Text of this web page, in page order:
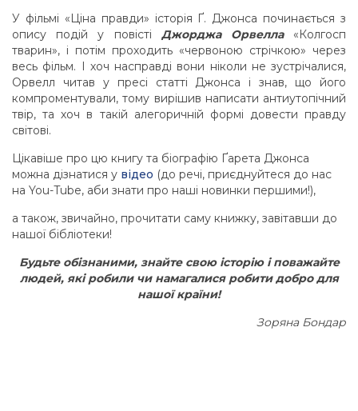
У фільмі «Ціна правди» історія Ґ. Джонса починається з
опису подій у повісті Джорджа Орвелла«Колгосп
тварин», і потім проходить «червоною стрічкою» через
весь фільм. І хоч насправді вони ніколи не зустрічалися,
Орвелл читав у пресі статті Джонса і знав, що його
компроментували, тому вирішив написати антиутопічний
твір, та хоч в такій алегоричній формі довести правду
світові.
Цікавіше про цю книгу та біографію Ґарета Джонса
можна дізнатися у відео (до речі, приєднуйтеся до нас
на You-Tube, аби знати про наші новинки першими!),
а також, звичайно, прочитати саму книжку, завітавши до
нашої бібліотеки!
Будьте обізнаними, знайте свою історію і поважайте
людей, які робили чи намагалися робити добро для
нашої країни!
Зоряна Бондар